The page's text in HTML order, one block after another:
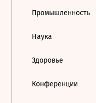
Промышленность
Наука
Здоровье
Конференции